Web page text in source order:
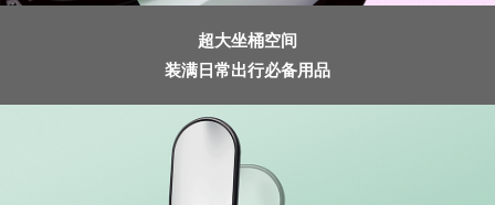
超大坐桶空间
装满日常出行必备用品